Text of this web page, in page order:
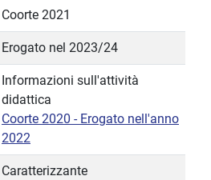
Coorte 2021
Erogato nel 2023/24
Informazioni sull'attività
didattica
Coorte 2020 - Erogato nell'anno
2022
Caratterizzante